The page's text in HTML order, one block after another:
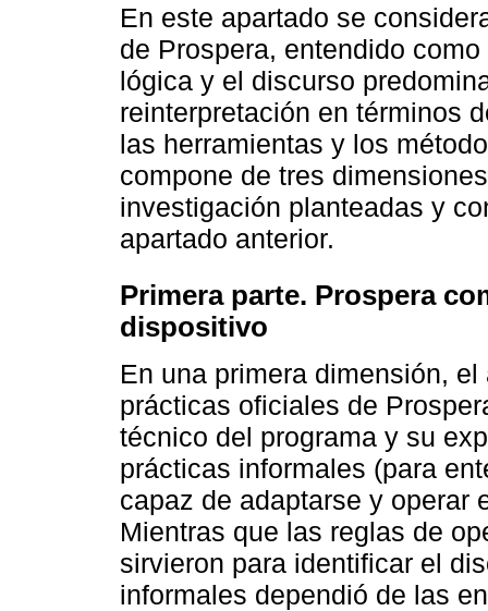
En este apartado se
de Prospera, entendido
lógica y el discurso
reinterpretación en términos
las herramientas y los
compone de tres
investigación planteadas y
apartado anterior.
Primera parte. Prospera
dispositivo
En una primera dimensión,
prácticas oficiales de
técnico del programa y su
prácticas informales (para
capaz de adaptarse y operar
Mientras que las reglas de
sirvieron para identificar el
informales dependió de las